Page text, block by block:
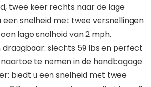
twee keer rechts naar de lage
een snelheid met twee versnellingen
lage snelheid van 2 mph.
draagbaar: slechts 59 lbs en perfect
te nemen in de handbagage
biedt u een snelheid met twee